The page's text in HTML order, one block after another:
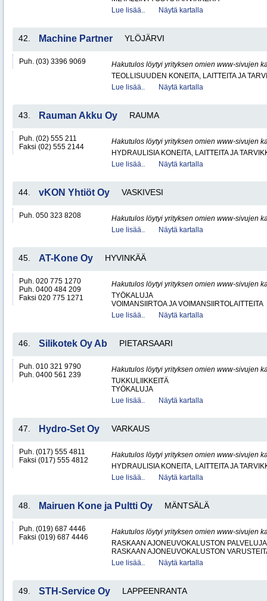
Lue lisää..
Näytä kartalla
42. Machine Partner YLÖJÄRVI
Puh. (03) 3396 9069
Hakutulos löytyi yrityksen omien www-sivujen
TEOLLISUUDEN KONEITA, LAITTEITA JA
Lue lisää..
Näytä kartalla
43. Rauman Akku Oy RAUMA
Puh. (02) 555 211
Faksi (02) 555 2144
Hakutulos löytyi yrityksen omien www-sivujen
HYDRAULISIA KONEITA, LAITTEITA JA
Lue lisää..
Näytä kartalla
44. vKON Yhtiöt Oy VASKIVESI
Puh. 050 323 8208
Hakutulos löytyi yrityksen omien www-sivujen
Lue lisää..
Näytä kartalla
45. AT-Kone Oy HYVINKÄÄ
Puh. 020 775 1270
Puh. 0400 484 209
Faksi 020 775 1271
Hakutulos löytyi yrityksen omien www-sivujen
TYÖKALUJA
VOIMANSIIRTOA JA VOIMANSIIRTOLAITTEITA
Lue lisää..
Näytä kartalla
46. Silikotek Oy Ab PIETARSAARI
Puh. 010 321 9790
Puh. 0400 561 239
Hakutulos löytyi yrityksen omien www-sivujen
TUKKULIIKKEITÄ
TYÖKALUJA
Lue lisää..
Näytä kartalla
47. Hydro-Set Oy VARKAUS
Puh. (017) 555 4811
Faksi (017) 555 4812
Hakutulos löytyi yrityksen omien www-sivujen
HYDRAULISIA KONEITA, LAITTEITA JA
Lue lisää..
Näytä kartalla
48. Mairuen Kone ja Pultti Oy MÄNTSÄLÄ
Puh. (019) 687 4446
Faksi (019) 687 4446
Hakutulos löytyi yrityksen omien www-sivujen
RASKAAN AJONEUVOKALUSTON
RASKAAN AJONEUVOKALUSTON
Lue lisää..
Näytä kartalla
49. STH-Service Oy LAPPEENRANTA